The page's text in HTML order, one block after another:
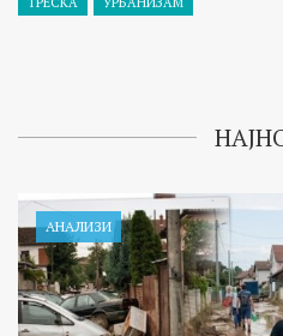
АНАЛИЗИ